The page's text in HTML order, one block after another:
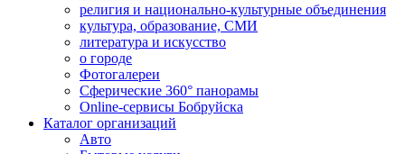
религия и национально-культурные объединения
культура, образование, СМИ
литература и искусство
о городе
Фотогалереи
Сферические 360° панорамы
Online-сервисы Бобруйска
Каталог организаций
Авто